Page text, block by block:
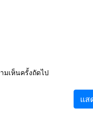
มเห็นครั้งถัดไป